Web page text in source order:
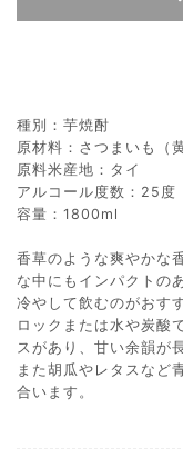
種別：芋焼酎
原材料：さつまいも（
原料米産地：タイ
アルコール度数：25度
容量：1800ml
香草のような爽やかな
な中にもインパクトの
冷やして飲むのがおす
ロックまたは水や炭酸
スがあり、甘い余韻が
また胡瓜やレタスなど
合います。